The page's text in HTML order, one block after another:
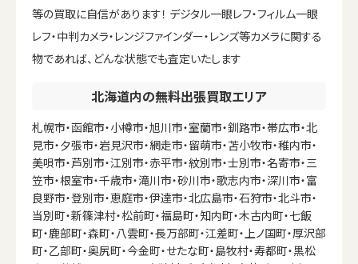
等の買取に自信があります！ デジタル一眼レフ・フィルム一眼
レフ・中判カメラ・レンジファインダー・レンズ等カメラに関する
物であれば、どんな状態でも査定いたします
北海道内の無料出張買取エリア
札幌市・函館市・小樽市・旭川市・室蘭市・釧路市・帯広市・北
見市・夕張市・岩見沢市・網走市・留萌市・苫小牧市・稚内市・
美唄市・芦別市・江別市・赤平市・紋別市・士別市・名寄市・三
笠市・根室市・千歳市・滝川市・砂川市・歌志内市・深川市・富
良野市・登別市・恵庭市・伊達市・北広島市・石狩市・北斗市・
当別町・新篠津村・松前町・福島町・知内町・木古内町・七飯
町・鹿部町・森町・八雲町・長万部町・江差町・上ノ国町・厚沢部
町・乙部町・奥尻町・今金町・せたな町・島牧村・寿都町・黒松